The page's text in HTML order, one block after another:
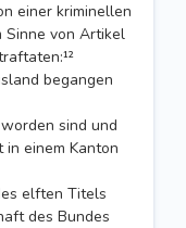
einer kriminellen
Sinne von Artikel
begangen
sind und
einem Kanton
elften Titels
des Bundes